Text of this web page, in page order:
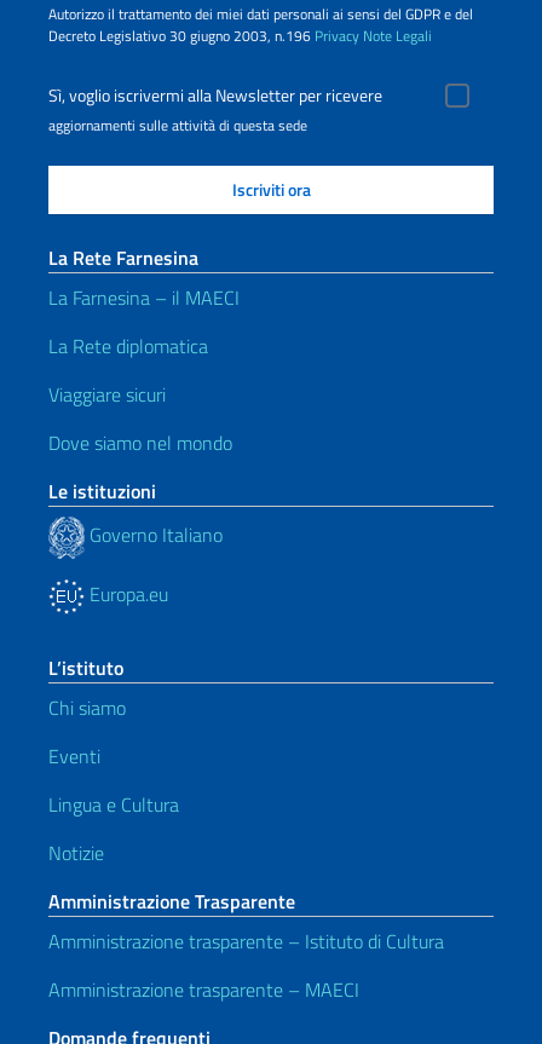
Autorizzo il trattamento dei miei dati personali ai sensi del GDPR e del
Decreto Legislativo 30 giugno 2003, n.196 Privacy Note Legali
Sì, voglio iscrivermi alla Newsletter per ricevere
aggiornamenti sulle attività di questa sede
La Rete Farnesina
La Farnesina – il MAECI
La Rete diplomatica
Viaggiare sicuri
Dove siamo nel mondo
Le istituzioni
Governo Italiano
Europa.eu
L’istituto
Chi siamo
Eventi
Lingua e Cultura
Notizie
Amministrazione Trasparente
Amministrazione trasparente – Istituto di Cultura
Amministrazione trasparente – MAECI
Domande frequenti